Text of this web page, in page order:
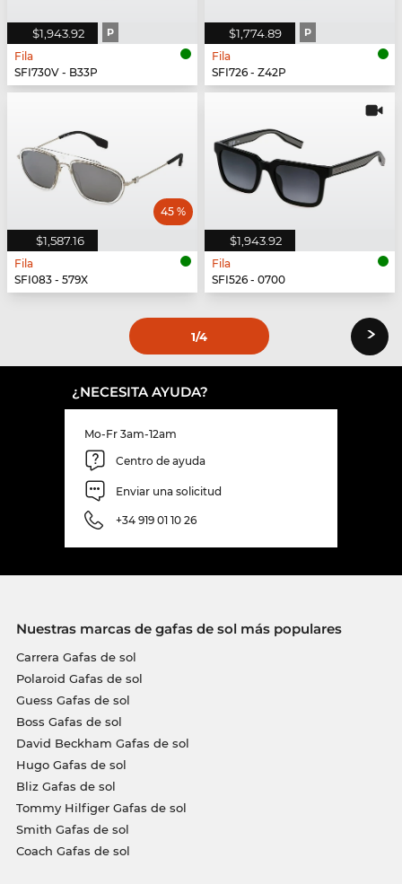
$1,943.92 P
Fila
SFI730V - B33P
$1,774.89 P
Fila
SFI726 - Z42P
$1,587.16
45 %
Fila
SFI083 - 579X
$1,943.92
Fila
SFI526 - 0700
1/4 ›
¿NECESITA AYUDA?
Mo-Fr 3am-12am
Centro de ayuda
Enviar una solicitud
+34 919 01 10 26
Nuestras marcas de gafas de sol más populares
Carrera Gafas de sol
Polaroid Gafas de sol
Guess Gafas de sol
Boss Gafas de sol
David Beckham Gafas de sol
Hugo Gafas de sol
Bliz Gafas de sol
Tommy Hilfiger Gafas de sol
Smith Gafas de sol
Coach Gafas de sol